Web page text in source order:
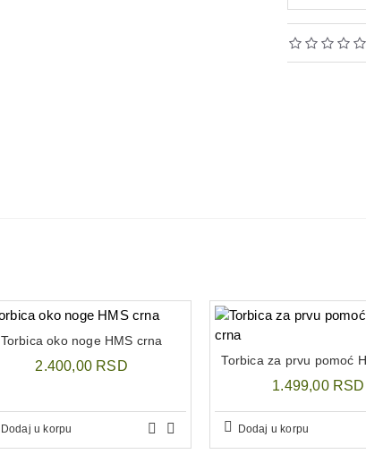
Torbica oko noge HMS crna
2.400,00 RSD
Dodaj u korpu
Torbica za prvu pomoć
1.499,00 RSD
Dodaj u korpu